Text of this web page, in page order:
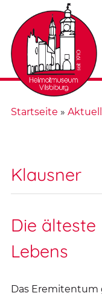
Startseite »
Klausner
Die
Lebens
Das